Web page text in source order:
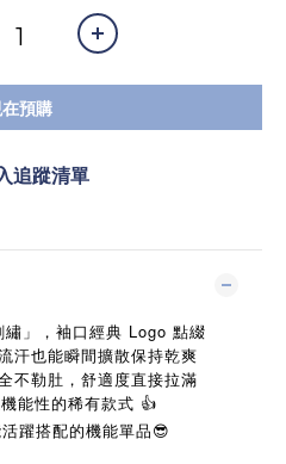
預購
追蹤清單
」，袖口經典 Logo 點綴
汗也能瞬間擴散保持乾爽
不勒肚，舒適度直接拉滿
能性的稀有款式 👍
躍搭配的機能單品😎